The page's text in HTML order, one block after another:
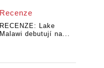
Recenze
RECENZE: Lake
Malawi debutují na...